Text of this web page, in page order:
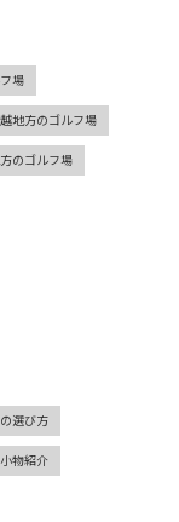
場
地方のゴルフ場
のゴルフ場
選び方
物紹介